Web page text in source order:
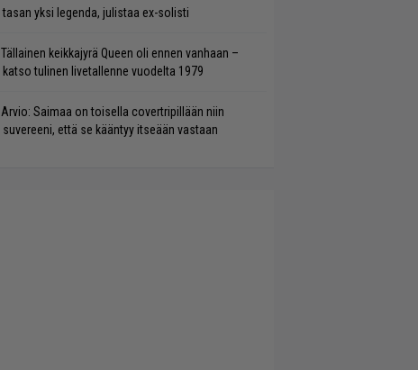
tasan yksi legenda, julistaa ex-solisti
Tällainen keikkajyrä Queen oli ennen vanhaan –
katso tulinen livetallenne vuodelta 1979
Arvio: Saimaa on toisella covertripillään niin
suvereeni, että se kääntyy itseään vastaan